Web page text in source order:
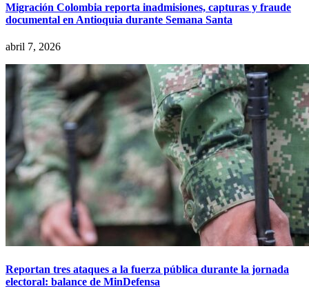
Migración Colombia reporta inadmisiones, capturas y fraude
documental en Antioquia durante Semana Santa
abril 7, 2026
Reportan tres ataques a la fuerza pública durante la jornada
electoral: balance de MinDefensa